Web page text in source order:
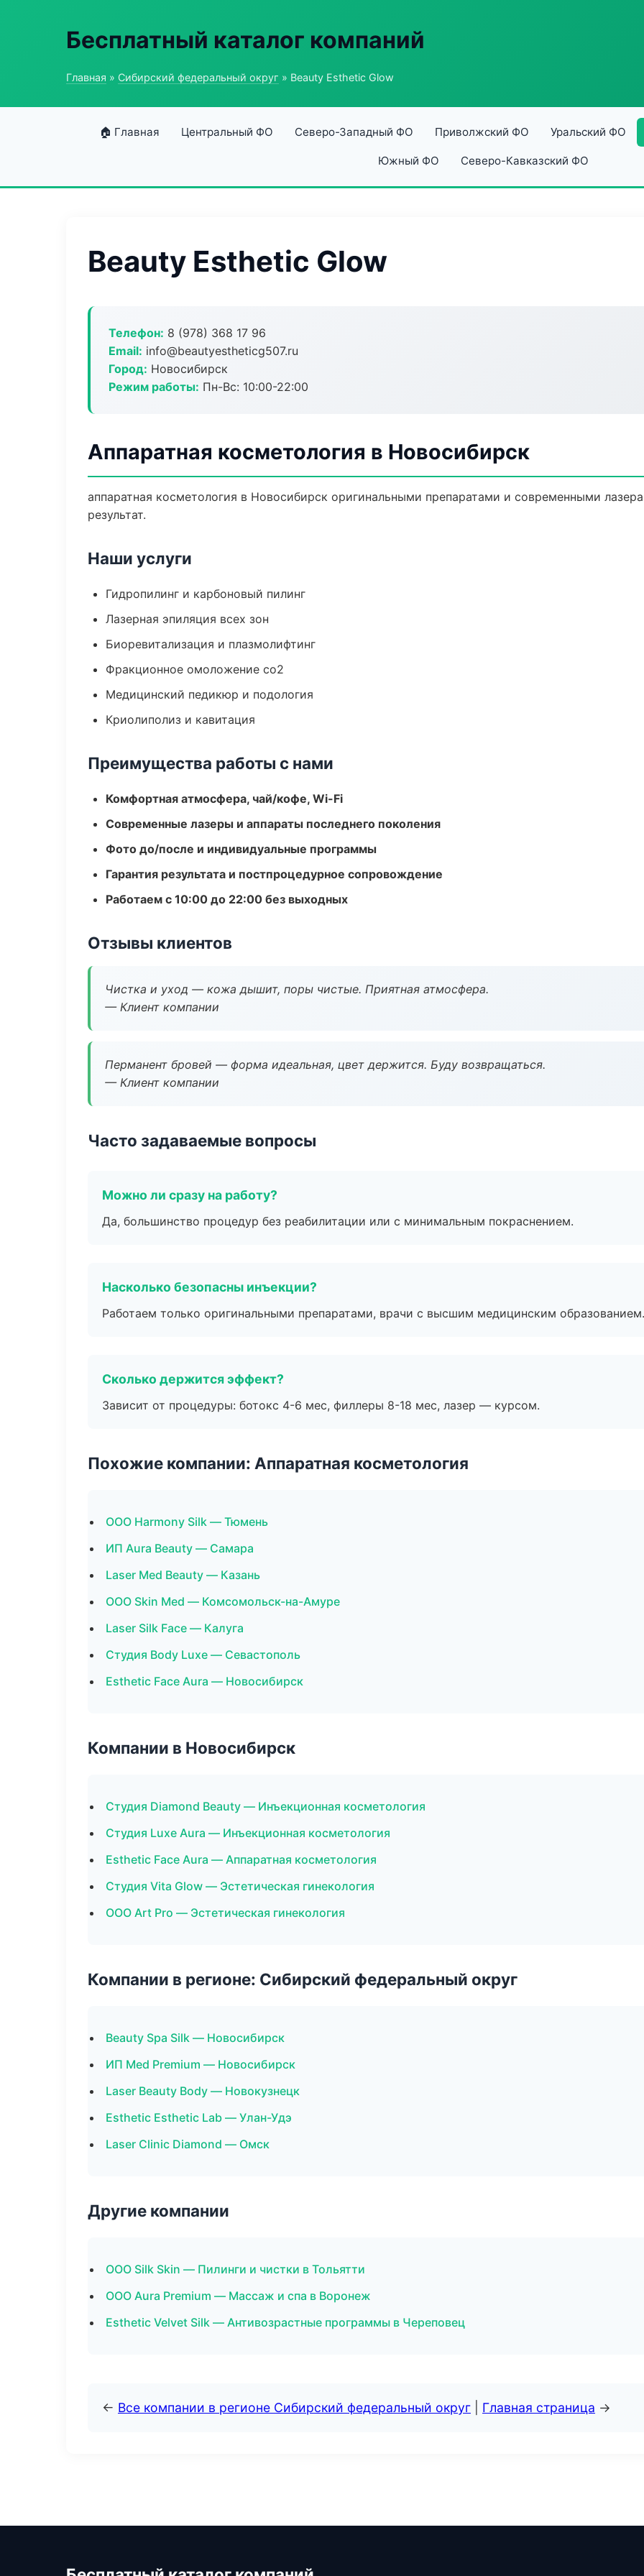
Бесплатный каталог компаний
Главная » Сибирский федеральный округ » Beauty Esthetic Glow
🏠 Главная Центральный ФО Северо-Западный ФО Приволжский ФО Уральский ФО
Южный ФО Северо-Кавказский ФО
Beauty Esthetic Glow
Телефон: 8 (978) 368 17 96
Email: info@beautyestheticg507.ru
Город: Новосибирск
Режим работы: Пн-Вс: 10:00-22:00
Аппаратная косметология в Новосибирск
аппаратная косметология в Новосибирск оригинальными препаратами и современными
результат.
Наши услуги
Гидропилинг и карбоновый пилинг
Лазерная эпиляция всех зон
Биоревитализация и плазмолифтинг
Фракционное омоложение co2
Медицинский педикюр и подология
Криолиполиз и кавитация
Преимущества работы с нами
Комфортная атмосфера, чай/кофе, Wi-Fi
Современные лазеры и аппараты последнего поколения
Фото до/после и индивидуальные программы
Гарантия результата и постпроцедурное сопровождение
Работаем с 10:00 до 22:00 без выходных
Отзывы клиентов
Чистка и уход — кожа дышит, поры чистые. Приятная атмосфера.
— Клиент компании
Перманент бровей — форма идеальная, цвет держится. Буду возвращаться.
— Клиент компании
Часто задаваемые вопросы
Можно ли сразу на работу?
Да, большинство процедур без реабилитации или с минимальным покраснением.
Насколько безопасны инъекции?
Работаем только оригинальными препаратами, врачи с высшим медицинским образованием.
Сколько держится эффект?
Зависит от процедуры: ботокс 4-6 мес, филлеры 8-18 мес, лазер — курсом.
Похожие компании: Аппаратная косметология
ООО Harmony Silk — Тюмень
ИП Aura Beauty — Самара
Laser Med Beauty — Казань
ООО Skin Med — Комсомольск-на-Амуре
Laser Silk Face — Калуга
Студия Body Luxe — Севастополь
Esthetic Face Aura — Новосибирск
Компании в Новосибирск
Студия Diamond Beauty — Инъекционная косметология
Студия Luxe Aura — Инъекционная косметология
Esthetic Face Aura — Аппаратная косметология
Студия Vita Glow — Эстетическая гинекология
ООО Art Pro — Эстетическая гинекология
Компании в регионе: Сибирский федеральный округ
Beauty Spa Silk — Новосибирск
ИП Med Premium — Новосибирск
Laser Beauty Body — Новокузнецк
Esthetic Esthetic Lab — Улан-Удэ
Laser Clinic Diamond — Омск
Другие компании
ООО Silk Skin — Пилинги и чистки в Тольятти
ООО Aura Premium — Массаж и спа в Воронеж
Esthetic Velvet Silk — Антивозрастные программы в Череповец
← Все компании в регионе Сибирский федеральный округ Главная страница →